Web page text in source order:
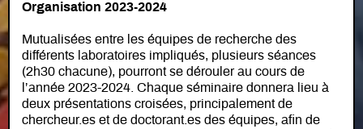
Organisation 2023-2024
Mutualisées entre les équipes de recherche des
différents laboratoires impliqués, plusieurs séances
(2h30 chacune), pourront se dérouler au cours de
l’année 2023-2024. Chaque séminaire donnera lieu à
deux présentations croisées, principalement de
chercheur.es et de doctorant.es des équipes, afin de